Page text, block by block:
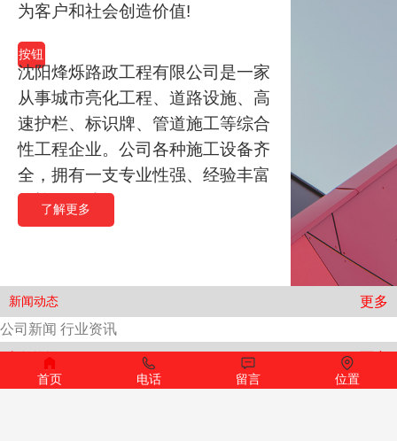
了解更多
沈阳烽烁路政工程有限公司是一家
从事城市亮化工程、道路设施、高
速护栏、标识牌、管道施工等综合
性工程企业。公司各种施工设备齐
全，拥有一支专业性强、经验丰富
的施工团队。
按钮
为客户和社会创造价值!
新闻动态
更多
公司新闻 行业资讯
新闻资讯
交通设施厂家如何把道路反光标牌制作好？
首页 电话 留言 位置